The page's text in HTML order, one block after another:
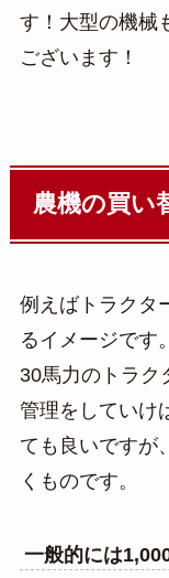
す！大型の機械
ございます！
農機の買い
例えばトラクタ
るイメージです。
30馬力のトラク
管理をしていけ
ても良いですが
くものです。
一般的には